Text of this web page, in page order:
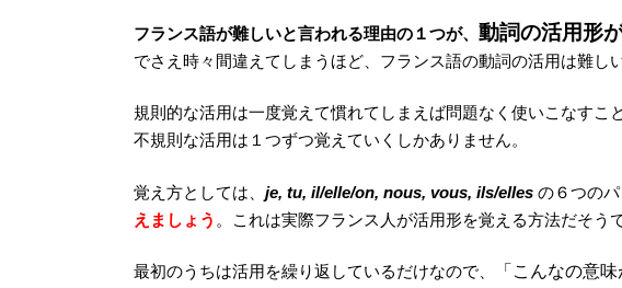
フランス語が難しいと言われる理由の１つが、 動詞の活用形
でさえ時々間違えてしまうほど、フランス語の動詞の活用は難し
規則的な活用は一度覚えて慣れてしまえば問題なく使いこなすこ
不規則な活用は１つずつ覚えていくしかありません。
覚え方としては、 je, tu, il/elle/on, nous, vous, ils/elles の６つの
えましょう 。これは実際フランス人が活用形を覚える方法だそうで
最初のうちは活用を繰り返しているだけなので、 「こんなの意